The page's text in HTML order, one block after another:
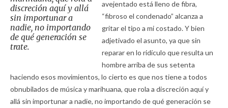
discreción aquí y allá
sin importunar a
nadie, no importando
de qué generación se
trate.
avejentado está lleno de fibra,
“fibroso el condenado” alcanza a
gritar el tipo a mi costado. Y bien
adjetivado el asunto, ya que sin
reparar en lo ridículo que resulta un
hombre arriba de sus setenta
haciendo esos movimientos, lo cierto es que nos tiene a todos
obnubilados de música y marihuana, que rola a discreción aquí y
allá sin importunar a nadie, no importando de qué generación se